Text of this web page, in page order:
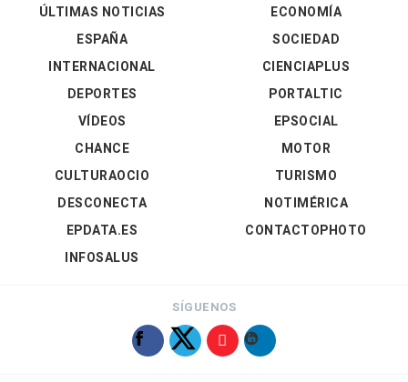
ÚLTIMAS NOTICIAS
ESPAÑA
INTERNACIONAL
DEPORTES
VÍDEOS
ECONOMÍA
SOCIEDAD
CIENCIAPLUS
PORTALTIC
EPSOCIAL
CHANCE
CULTURAOCIO
DESCONECTA
EPDATA.ES
INFOSALUS
MOTOR
TURISMO
NOTIMÉRICA
CONTACTOPHOTO
SÍGUENOS